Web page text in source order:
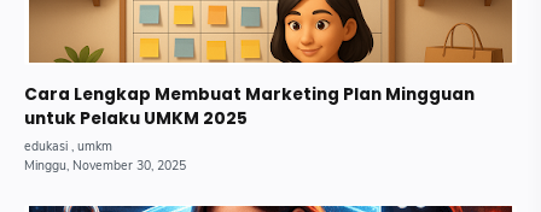
Cara Lengkap Membuat Marketing Plan Mingguan
untuk Pelaku UMKM 2025